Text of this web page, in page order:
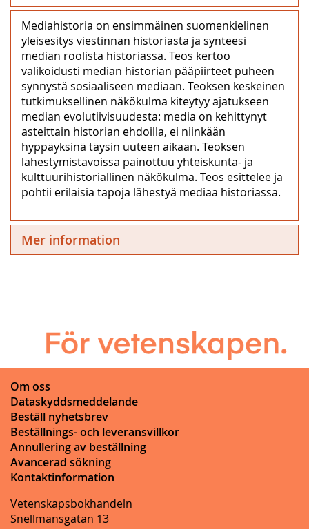
Mediahistoria on ensimmäinen suomenkielinen
yleisesitys viestinnän historiasta ja synteesi
median roolista historiassa. Teos kertoo
valikoidusti median historian pääpiirteet puheen
synnystä sosiaaliseen mediaan. Teoksen keskeinen
tutkimuksellinen näkökulma kiteytyy ajatukseen
median evolutiivisuudesta: media on kehittynyt
asteittain historian ehdoilla, ei niinkään
hyppäyksinä täysin uuteen aikaan. Teoksen
lähestymistavoissa painottuu yhteiskunta- ja
kulttuurihistoriallinen näkökulma. Teos esittelee ja
pohtii erilaisia tapoja lähestyä mediaa historiassa.
Mer information
Om oss
Dataskyddsmeddelande
Beställ nyhetsbrev
Beställnings- och leveransvillkor
Annullering av beställning
Avancerad sökning
Kontaktinformation
Vetenskapsbokhandeln
Snellmansgatan 13